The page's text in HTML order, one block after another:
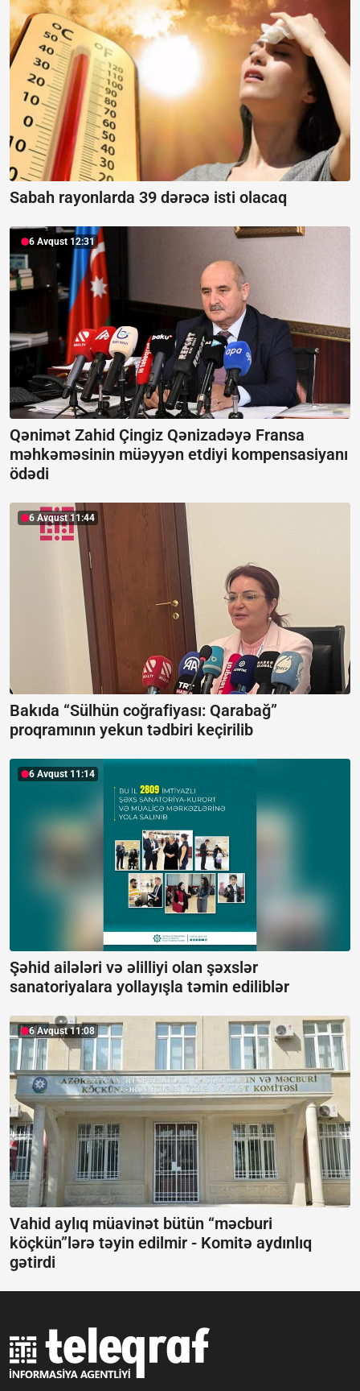
Sabah rayonlarda 39 dərəcə isti olacaq
6 Avqust 12:31
Qənimət Zahid Çingiz Qənizadəyə Fransa
məhkəməsinin müəyyən etdiyi kompensasiyanı
ödədi
6 Avqust 11:44
Bakıda “Sülhün coğrafiyası: Qarabağ”
proqramının yekun tədbiri keçirilib
6 Avqust 11:14
Şəhid ailələri və əlilliyi olan şəxslər
sanatoriyalara yollayışla təmin ediliblər
6 Avqust 11:08
Vahid aylıq müavinət bütün “məcburi
köçkün”lərə təyin edilmir - Komitə aydınlıq
gətirdi